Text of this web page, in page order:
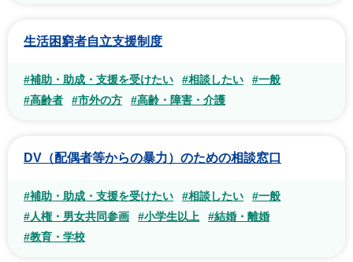
生活困窮者自立支援制度
#補助・助成・支援を受けたい #相談したい
#一般
#高齢者
#市外の方 #高齢・障害・介護
DV（配偶者等からの暴力）のための相談窓口
#補助・助成・支援を受けたい #相談したい
#一般
#人権・男女共同参画
#小学生以上
#結婚・離婚
#教育・学校